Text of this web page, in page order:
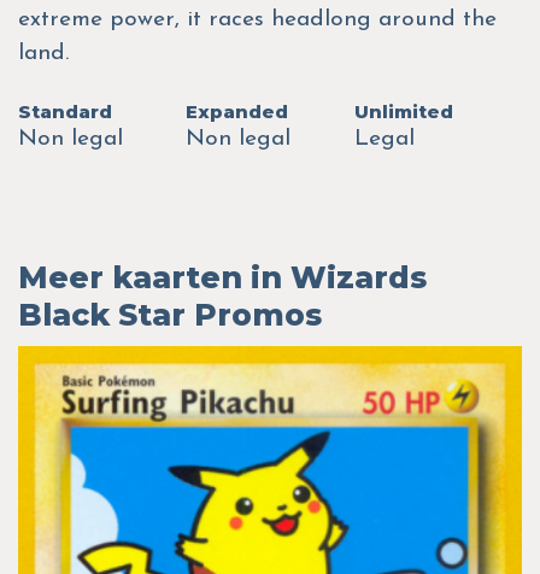
extreme power, it races headlong around the
land.
Standard
Non legal
Expanded
Non legal
Unlimited
Legal
Meer kaarten in Wizards
Black Star Promos